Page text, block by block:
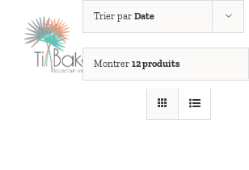
contenu
Trier par Date
Montrer 12 produits